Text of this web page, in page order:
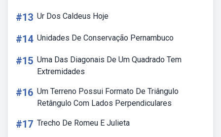
#13 Ur Dos Caldeus Hoje
#14 Unidades De Conservação Pernambuco
#15 Uma Das Diagonais De Um Quadrado Tem
Extremidades
#16 Um Terreno Possui Formato De Triângulo
Retângulo Com Lados Perpendiculares
#17 Trecho De Romeu E Julieta